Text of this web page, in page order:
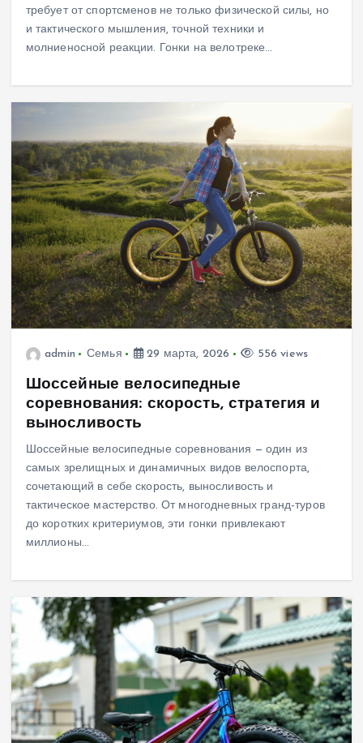
требует от спортсменов не только физической силы, но
и тактического мышления, точной техники и
молниеносной реакции. Гонки на велотреке…
admin Семья 29 марта, 2026 556 views
Шоссейные велосипедные
соревнования: скорость, стратегия и
выносливость
Шоссейные велосипедные соревнования — один из
самых зрелищных и динамичных видов велоспорта,
сочетающий в себе скорость, выносливость и
тактическое мастерство. От многодневных гранд-туров
до коротких критериумов, эти гонки привлекают
миллионы…